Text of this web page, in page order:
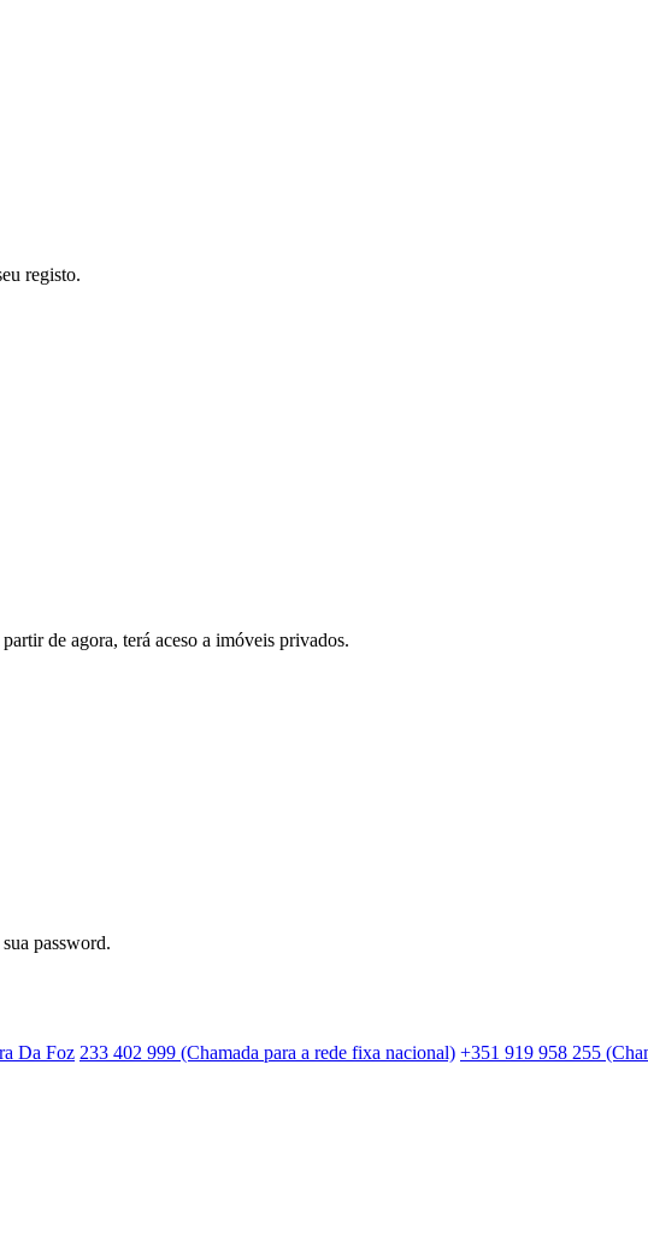
registo.
de agora, terá aceso a imóveis privados.
password.
Da Foz 233 402 999 (Chamada para a rede fixa nacional) +351 919 958 255